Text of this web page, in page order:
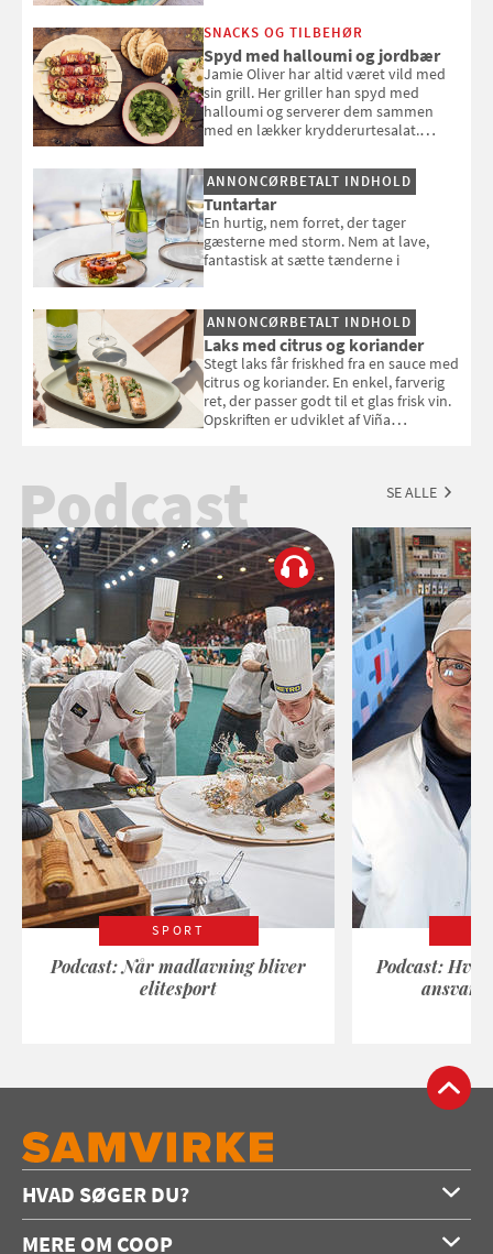
SNACKS OG TILBEHØR
Spyd med halloumi og jordbær
Jamie Oliver har altid været vild med
sin grill. Her griller han spyd med
halloumi og serverer dem sammen
med en lækker krydderurtesalat.
smag" af Jamie Oliver.
ANNONCØRBETALT INDHOLD
Tuntartar
En hurtig, nem forret, der tager
gæsterne med storm. Nem at lave,
fantastisk at sætte tænderne i
ANNONCØRBETALT INDHOLD
Laks med citrus og koriander
Stegt laks får friskhed fra en sauce med
citrus og koriander. En enkel, farverig
ret, der passer godt til et glas frisk vin.
Opskriften er udviklet af Viña
Podcast SE ALLE
SPORT
Podcast: Når madlavning bliver
elitesport
Podcast:
HVAD SØGER DU?
Forside
MERE OM COOP